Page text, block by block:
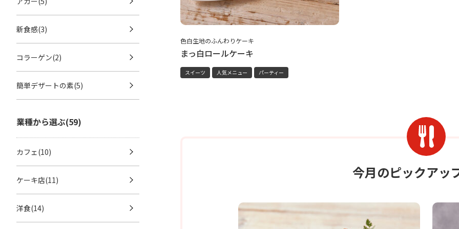
新食感(3)
コラーゲン(2)
簡単デザートの素(5)
業種から選ぶ(59)
カフェ(10)
ケーキ店(11)
洋食(14)
色白生地のふんわりケーキ
まっ白ロールケーキ
スイーツ 人気メニュー パーティー
今月のピックアッ